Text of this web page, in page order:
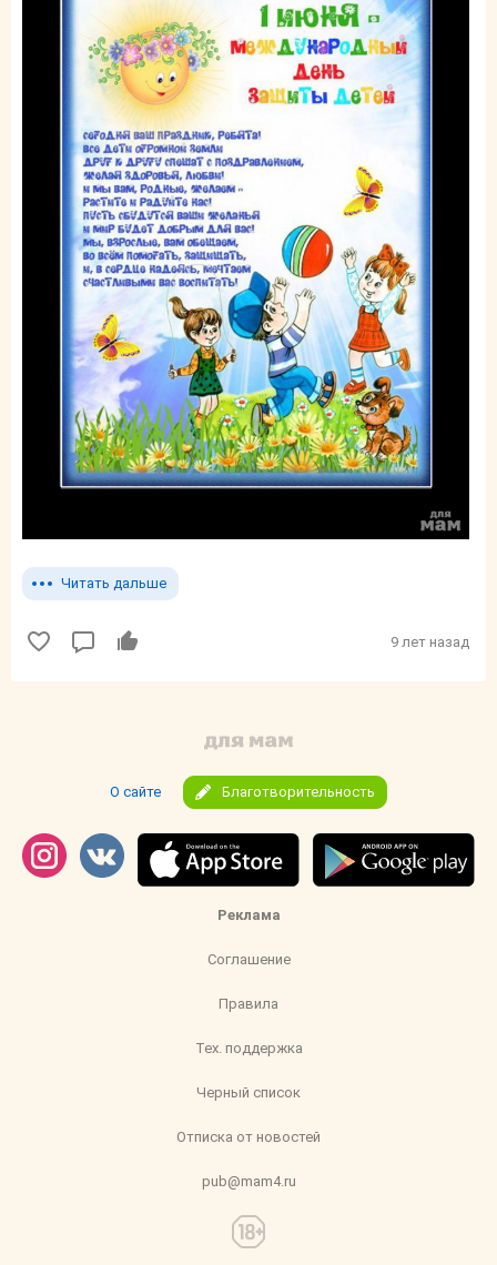
Читать дальше
9 лет назад
О сайте Благотворительность
Реклама
Соглашение
Правила
Тех. поддержка
Черный список
Отписка от новостей
pub@mam4.ru